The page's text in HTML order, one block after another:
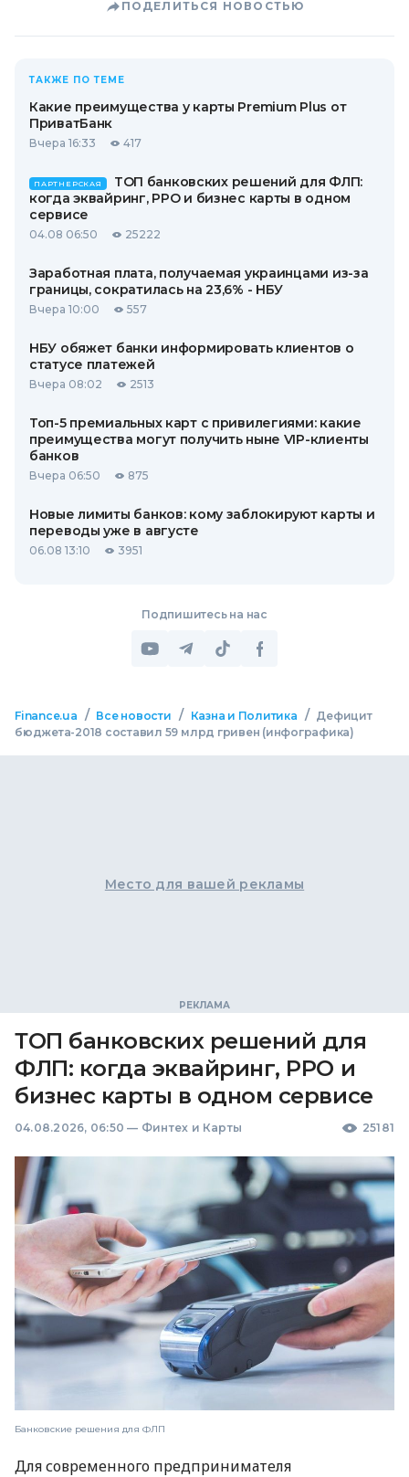
ПОДЕЛИТЬСЯ НОВОСТЬЮ
ТАКЖЕ ПО ТЕМЕ
Какие преимущества у карты Premium Plus от
ПриватБанк
Вчера 16:33 417
ПАРТНЕРСКАЯ
ТОП банковских решений для ФЛП:
когда эквайринг, РРО и бизнес карты в одном
сервисе
04.08 06:50 25222
Заработная плата, получаемая украинцами из-за
границы, сократилась на 23,6% - НБУ
Вчера 10:00 557
НБУ обяжет банки информировать клиентов о
статусе платежей
Вчера 08:02 2513
Топ-5 премиальных карт с привилегиями: какие
преимущества могут получить ныне VIP-клиенты
банков
Вчера 06:50 875
Новые лимиты банков: кому заблокируют карты и
переводы уже в августе
06.08 13:10 3951
Подпишитесь на нас
Finance.ua / Все новости / Казна и Политика / Дефицит
бюджета-2018 составил 59 млрд гривен (инфографика)
Место для вашей рекламы
ТОП банковских решений для
ФЛП: когда эквайринг, РРО и
бизнес карты в одном сервисе
04.08.2026, 06:50 — Финтех и Карты 25181
Банковские решения для ФЛП
Для современного предпринимателя